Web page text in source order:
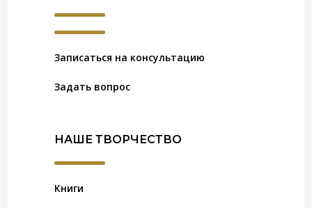
Записаться на консультацию
Задать вопрос
НАШЕ ТВОРЧЕСТВО
Книги